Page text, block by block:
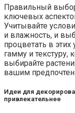
Правильный
ключевых
Учитывайте
и влажность, и
процветать в
гамму и текстуру,
выбирайте
вашим
Идеи для
привлекательнее